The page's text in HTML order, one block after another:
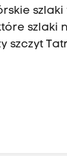
szlaki
szczyt